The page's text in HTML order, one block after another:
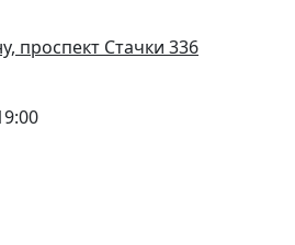
проспект Стачки 336